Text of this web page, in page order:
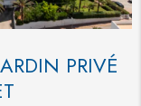
PRIVÉ